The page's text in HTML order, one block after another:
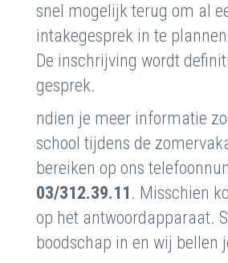
snel mogelijk terug om al
intakegesprek in te
De inschrijving wordt
gesprek.
ndien je meer informatie
school tijdens de
bereiken op ons
03/312.39.11 . Misschien
op het antwoordapparaat.
boodschap in en wij bellen